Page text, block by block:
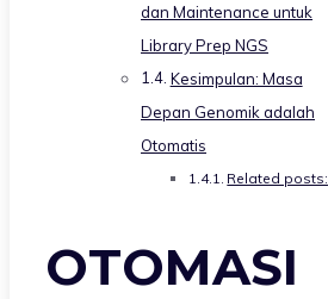
dan Maintenance untuk
Library Prep NGS
Kesimpulan: Masa
Depan Genomik adalah
Otomatis
Related posts:
OTOMASI